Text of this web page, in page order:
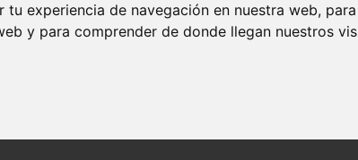
experiencia de navegación en nuestra web,
y para comprender de donde llegan nuestros
cambian de color con el tiempo. ¿Pero qué sucede
cuando las flores de las hortensias se ponen verdespara